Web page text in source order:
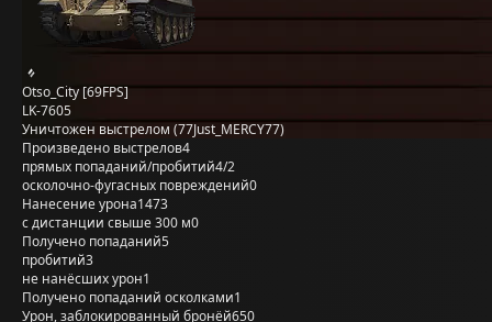
Otso_City [69FPS]
LK-7605
Уничтожен выстрелом (77Just_MERCY77)
Произведено выстрелов4
прямых попаданий/пробитий4/2
осколочно-фугасных повреждений0
Нанесение урона1473
с дистанции свыше 300 м0
Получено попаданий5
пробитий3
не нанёсших урон1
Получено попаданий осколками1
Урон, заблокированный бронёй650